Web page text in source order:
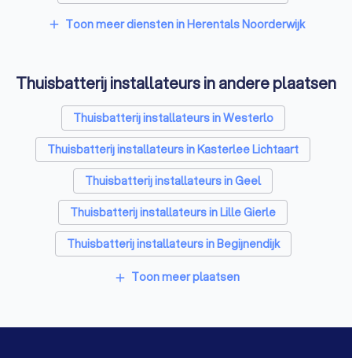
add Toon meer diensten in Herentals Noorderwijk
Thuisbatterij installateurs in andere plaatsen
Thuisbatterij installateurs in Westerlo
Thuisbatterij installateurs in Kasterlee Lichtaart
Thuisbatterij installateurs in Geel
Thuisbatterij installateurs in Lille Gierle
Thuisbatterij installateurs in Begijnendijk
Thuisbatterij installateurs in Malle Oostmalle
add Toon meer plaatsen